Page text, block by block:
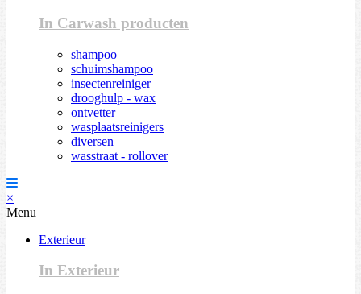
In Carwash producten
shampoo
schuimshampoo
insectenreiniger
drooghulp - wax
ontvetter
wasplaatsreinigers
diversen
wasstraat - rollover
×
Menu
Exterieur
In Exterieur